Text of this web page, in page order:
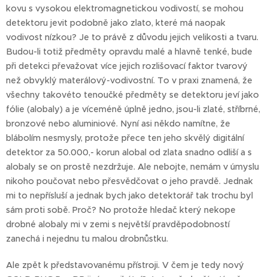
kovu s vysokou elektromagnetickou vodivostí, se mohou
detektoru jevit podobně jako zlato, které má naopak
vodivost nízkou? Je to právě z důvodu jejich velikosti a tvaru.
Budou-li totiž předměty opravdu malé a hlavně tenké, bude
při detekci převažovat více jejich rozlišovací faktor tvarový
než obvyklý materálový-vodivostní. To v praxi znamená, že
všechny takovéto tenoučké předměty se detektoru jeví jako
fólie (alobaly) a je víceméně úplně jedno, jsou-li zlaté, stříbrné,
bronzové nebo aluminiové. Nyní asi někdo namítne, že
blábolím nesmysly, protože přece ten jeho skvělý digitální
detektor za 50.000,- korun alobal od zlata snadno odliší a s
alobaly se on prostě nezdržuje. Ale nebojte, nemám v úmyslu
nikoho poučovat nebo přesvědčovat o jeho pravdě. Jednak
mi to nepřísluší a jednak bych jako detektorář tak trochu byl
sám proti sobě. Proč? No protože hledač který nekope
drobné alobaly mi v zemi s největší pravděpodobností
zanechá i nejednu tu malou drobnůstku.
Ale zpět k představovanému přístroji. V čem je tedy nový